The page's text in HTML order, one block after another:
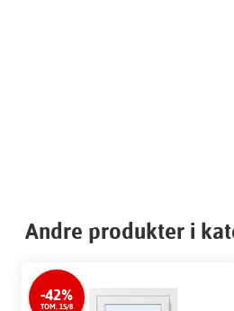
Andre produkter i
-42%
TOM. 15/8